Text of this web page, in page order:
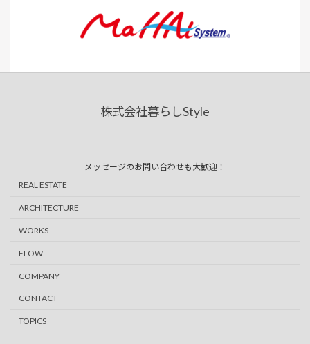
株式会社暮らしStyle
ン
ク
ン
ク
メッセージのお問い合わせも大歓迎！
REAL ESTATE
ARCHITECTURE
WORKS
FLOW
COMPANY
CONTACT
TOPICS